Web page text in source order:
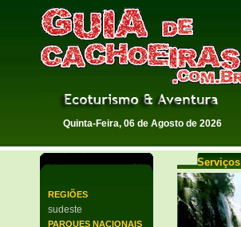
Guia de Cachoeiras
Quinta-Feira, 06 de Agosto de 2026
REGIÕES
sudeste
PARQUES NACIONAIS
Serviços